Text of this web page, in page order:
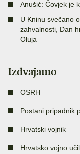
Anušić: Čovjek je
U Kninu svečano
zahvalnosti, Dan
Oluja
Izdvajamo
OSRH
Postani pripadnik
Hrvatski vojnik
Hrvatsko vojno